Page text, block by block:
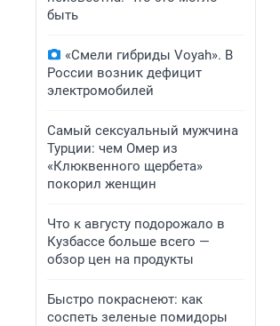
быть
«Смели гибриды Voyah». В
России возник дефицит
электромобилей
Самый сексуальный мужчина
Турции: чем Омер из
«Клюквенного щербета»
покорил женщин
Что к августу подорожало в
Кузбассе больше всего —
обзор цен на продукты
Быстро покраснеют: как
соспеть зеленые помидоры